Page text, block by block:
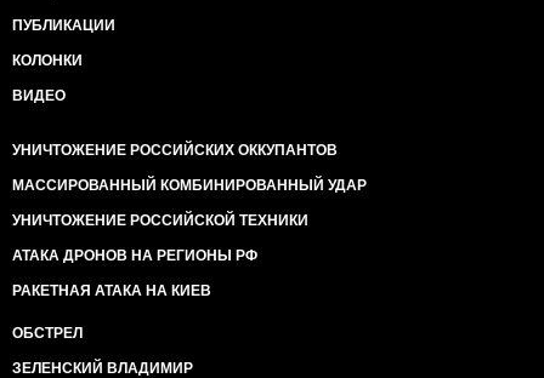
ПУБЛИКАЦИИ
КОЛОНКИ
ВИДЕО
УНИЧТОЖЕНИЕ РОССИЙСКИХ ОККУПАНТОВ
МАССИРОВАННЫЙ КОМБИНИРОВАННЫЙ УДАР
УНИЧТОЖЕНИЕ РОССИЙСКОЙ ТЕХНИКИ
АТАКА ДРОНОВ НА РЕГИОНЫ РФ
РАКЕТНАЯ АТАКА НА КИЕВ
ОБСТРЕЛ
ЗЕЛЕНСКИЙ ВЛАДИМИР